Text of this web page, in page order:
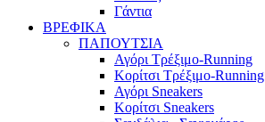
Γάντια
ΒΡΕΦΙΚΑ
ΠΑΠΟΥΤΣΙΑ
Αγόρι Τρέξιμο-Running
Κορίτσι Τρέξιμο-Running
Αγόρι Sneakers
Κορίτσι Sneakers